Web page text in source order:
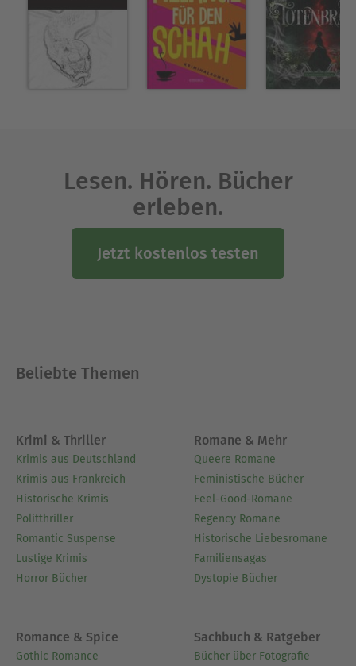
Edwina Marlow ist ein Pseudonym des US-
amerikanischen Autors Tom E. Huff - * 8. Januar
1938 in Tarrant County, Texas/† 16. Januar 1990 in
Lesen. Hören. Bücher
erleben.
Jetzt kostenlos testen
Beliebte Themen
Krimi & Thriller
Krimis aus Deutschland
Krimis aus Frankreich
Historische Krimis
Politthriller
Romantic Suspense
Lustige Krimis
Horror Bücher
Romane & Mehr
Queere Romane
Feministische Bücher
Feel-Good-Romane
Regency Romane
Historische Liebesromane
Familiensagas
Dystopie Bücher
Romance & Spice
Gothic Romance
Sachbuch & Ratgeber
Bücher über Fotografie